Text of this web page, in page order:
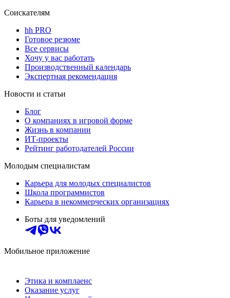
Соискателям
hh PRO
Готовое резюме
Все сервисы
Хочу у вас работать
Производственный календарь
Экспертная рекомендация
Новости и статьи
Блог
О компаниях в игровой форме
Жизнь в компании
ИТ-проекты
Рейтинг работодателей России
Молодым специалистам
Карьера для молодых специалистов
Школа программистов
Карьера в некоммерческих организациях
Боты для уведомлений
Мобильное приложение
Этика и комплаенс
Оказание услуг